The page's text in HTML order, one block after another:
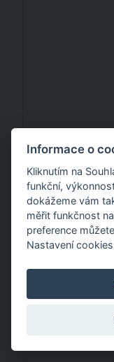
275,00 Kč/
Informace o
Kliknutím na
funkční,
dokážeme vám
měřit funkčnost
preference
Nastavení